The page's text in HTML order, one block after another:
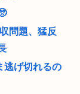
問題、猛反
逃げ切れるの